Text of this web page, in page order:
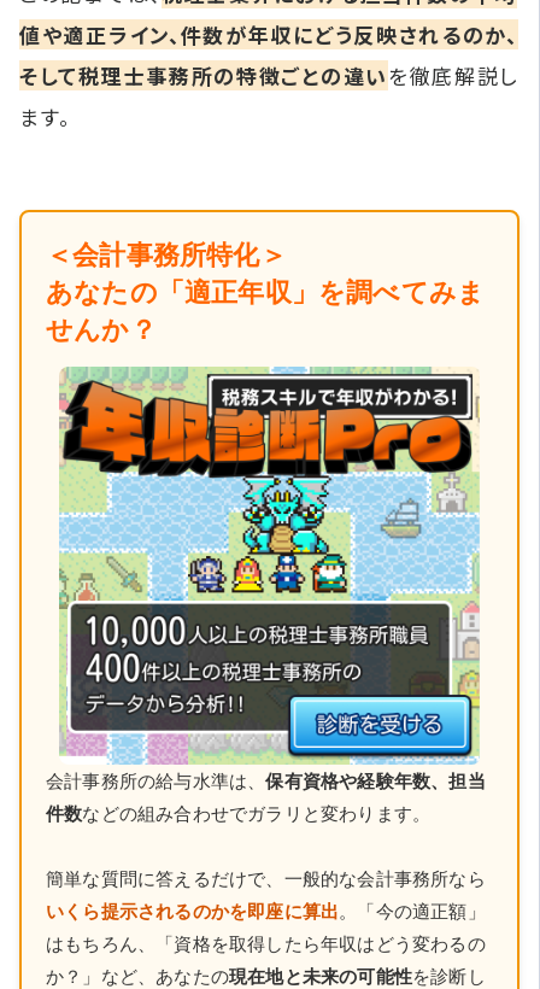
値や適正ライン、件数が年収にどう反映されるのか、
そして税理士事務所の特徴ごとの違いを徹底解説し
ます。
＜会計事務所特化＞
あなたの「適正年収」を調べてみま
せんか？
会計事務所の給与水準は、保有資格や経験年数、担当
件数などの組み合わせでガラリと変わります。
簡単な質問に答えるだけで、一般的な会計事務所なら
いくら提示されるのかを即座に算出。「今の適正額」
はもちろん、「資格を取得したら年収はどう変わるの
か？」など、あなたの現在地と未来の可能性を診断し